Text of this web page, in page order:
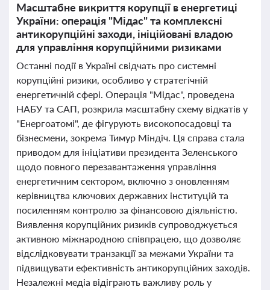
Масштабне викриття корупції в енергетиці
України: операція "Мідас" та комплексні
антикорупційні заходи, ініційовані владою
для управління корупційними ризиками
Останні події в Україні свідчать про системні
корупційні ризики, особливо у стратегічній
енергетичній сфері. Операція "Мідас", проведена
НАБУ та САП, розкрила масштабну схему відкатів у
"Енергоатомі", де фігурують високопосадовці та
бізнесмени, зокрема Тимур Міндіч. Ця справа стала
приводом для ініціативи президента Зеленського
щодо повного перезавантаження управління
енергетичним сектором, включно з оновленням
керівництва ключових державних інституцій та
посиленням контролю за фінансовою діяльністю.
Виявлення корупційних ризиків супроводжується
активною міжнародною співпрацею, що дозволяє
відслідковувати транзакції за межами України та
підвищувати ефективність антикорупційних заходів.
Незалежні медіа відіграють важливу роль у